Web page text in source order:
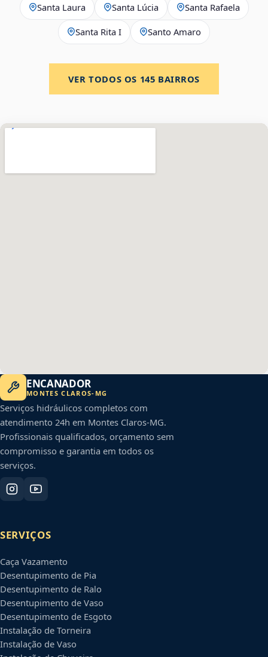
Santa Laura Santa Lúcia Santa Rafaela
Santa Rita I Santo Amaro
VER TODOS OS 145 BAIRROS
ENCANADOR
MONTES CLAROS- MG
Serviços hidráulicos completos com
atendimento 24h em Montes Claros-MG.
Profissionais qualificados, orçamento sem
compromisso e garantia em todos os
serviços.
SERVIÇOS
Caça Vazamento
Desentupimento de Pia
Desentupimento de Ralo
Desentupimento de Vaso
Desentupimento de Esgoto
Instalação de Torneira
Instalação de Vaso